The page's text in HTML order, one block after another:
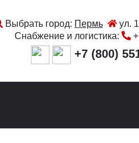
Выбрать город: Пермь ул.
Снабжение и логистика:
+7 (800)